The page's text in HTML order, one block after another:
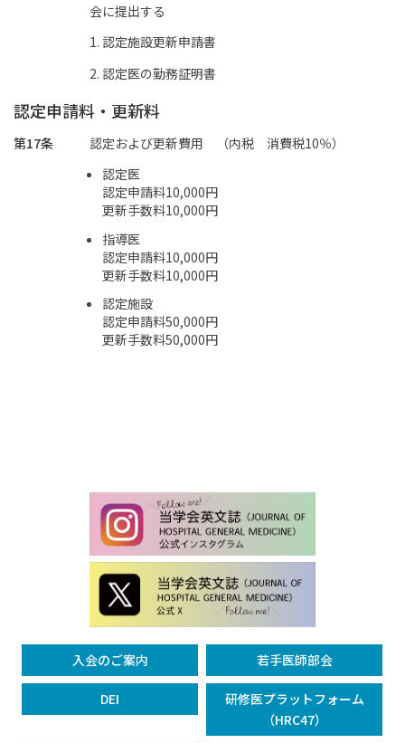
会に提出する
認定施設更新申請書
認定医の勤務証明書
認定申請料・更新料
第17条
認定および更新費用 （内税 消費税10％）
認定医
認定申請料10,000円
更新手数料10,000円
指導医
認定申請料10,000円
更新手数料10,000円
認定施設
認定申請料50,000円
更新手数料50,000円
入会のご案内 若手医師部会
DEI
研修医プラットフォーム
（HRC47）